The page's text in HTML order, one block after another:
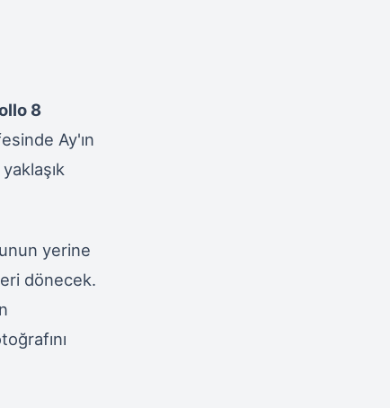
8
Ay'ın
yerine
dönecek.